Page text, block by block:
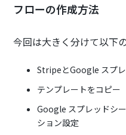
フローの作成方法
今回は大きく分けて以下
StripeとGoogle スプ
テンプレートをコピー
Google スプレッドシ
ション設定